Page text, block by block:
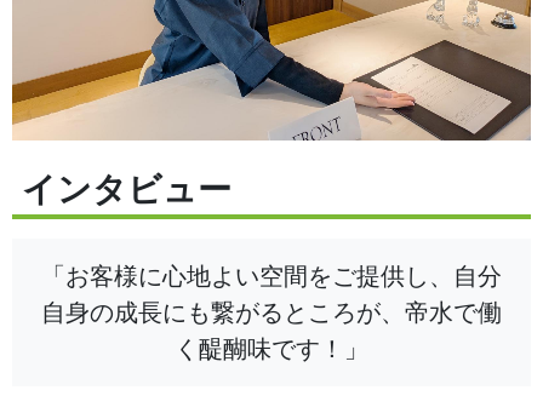
インタビュー
「お客様に心地よい空間をご提供し、自分
自身の成長にも繋がるところが、帝水で働
く醍醐味です！」